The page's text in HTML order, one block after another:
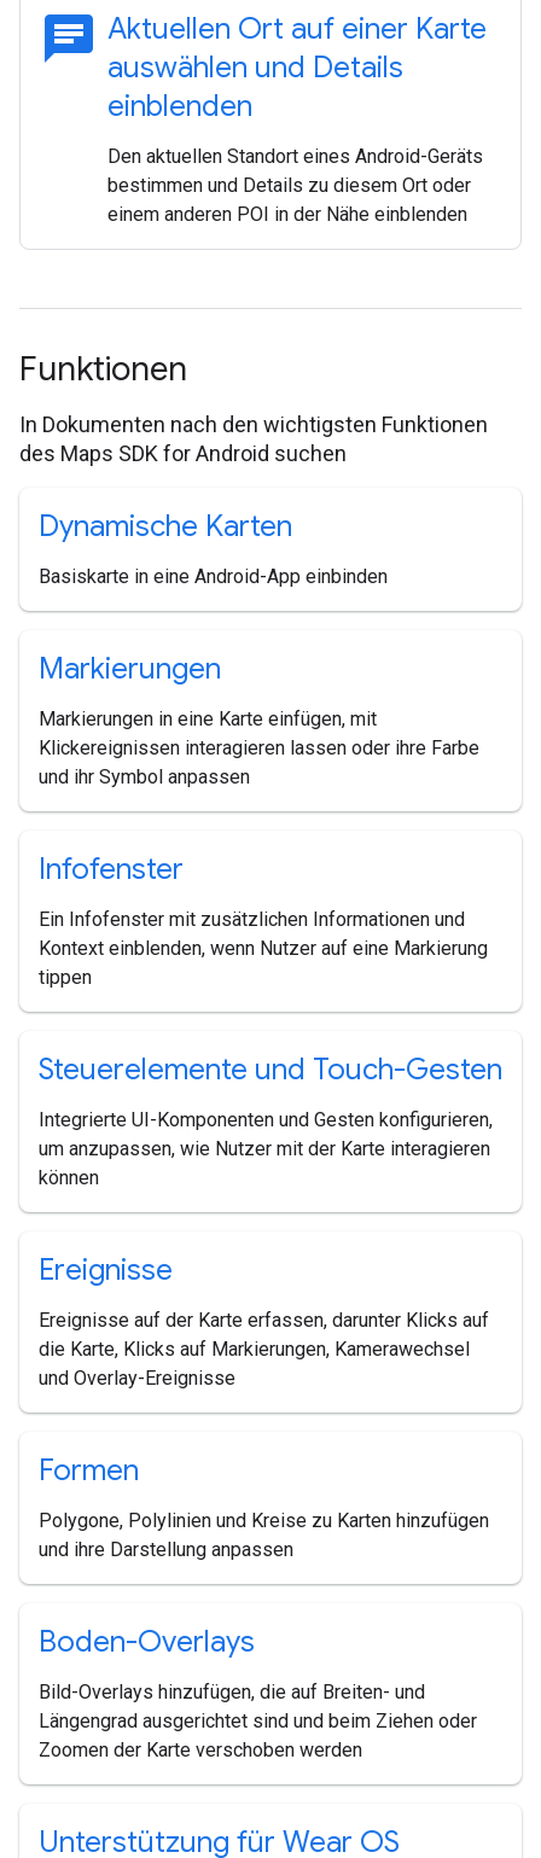
chat Aktuellen Ort auf einer Karte
auswählen und Details
einblenden
Den aktuellen Standort eines Android-Geräts
bestimmen und Details zu diesem Ort oder
einem anderen POI in der Nähe einblenden
Funktionen
In Dokumenten nach den wichtigsten Funktionen
des Maps SDK for Android suchen
Dynamische Karten
Basiskarte in eine Android-App einbinden
Markierungen
Markierungen in eine Karte einfügen, mit
Klickereignissen interagieren lassen oder ihre Farbe
und ihr Symbol anpassen
Infofenster
Ein Infofenster mit zusätzlichen Informationen und
Kontext einblenden, wenn Nutzer auf eine Markierung
tippen
Steuerelemente und Touch-Gesten
Integrierte UI-Komponenten und Gesten konfigurieren,
um anzupassen, wie Nutzer mit der Karte interagieren
können
Ereignisse
Ereignisse auf der Karte erfassen, darunter Klicks auf
die Karte, Klicks auf Markierungen, Kamerawechsel
und Overlay-Ereignisse
Formen
Polygone, Polylinien und Kreise zu Karten hinzufügen
und ihre Darstellung anpassen
Boden-Overlays
Bild-Overlays hinzufügen, die auf Breiten- und
Längengrad ausgerichtet sind und beim Ziehen oder
Zoomen der Karte verschoben werden
Unterstützung für Wear OS